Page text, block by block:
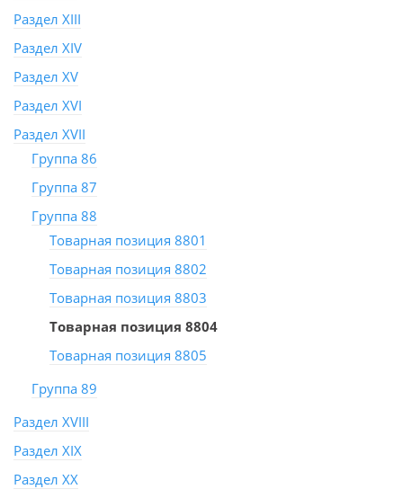
Раздел XIII
Раздел XIV
Раздел XV
Раздел XVI
Раздел XVII
Группа 86
Группа 87
Группа 88
Товарная позиция 8801
Товарная позиция 8802
Товарная позиция 8803
Товарная позиция 8804
Товарная позиция 8805
Группа 89
Раздел XVIII
Раздел XIX
Раздел XX